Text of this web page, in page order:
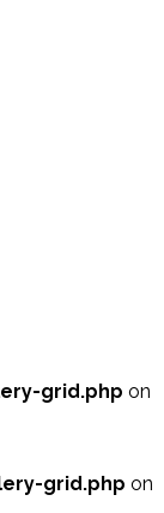
grid.php on
grid.php on